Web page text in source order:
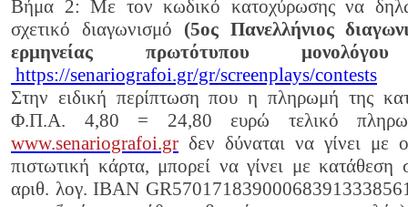
Βήμα 2: Με τον κωδικό κατοχύρωσης να
σχετικό διαγωνισμό (5ος Πανελλήνιος
ερμηνείας πρωτότυπου
https://senariografoi.gr/gr/screenplays/contests
Στην ειδική περίπτωση που η πληρωμή της
Φ.Π.Α. 4,80 = 24,80 ευρώ τελικό
www.senariografoi.gr δεν δύναται να γίνει με
πιστωτική κάρτα, μπορεί να γίνει με κατάθεση
αριθ. λογ. IBAN